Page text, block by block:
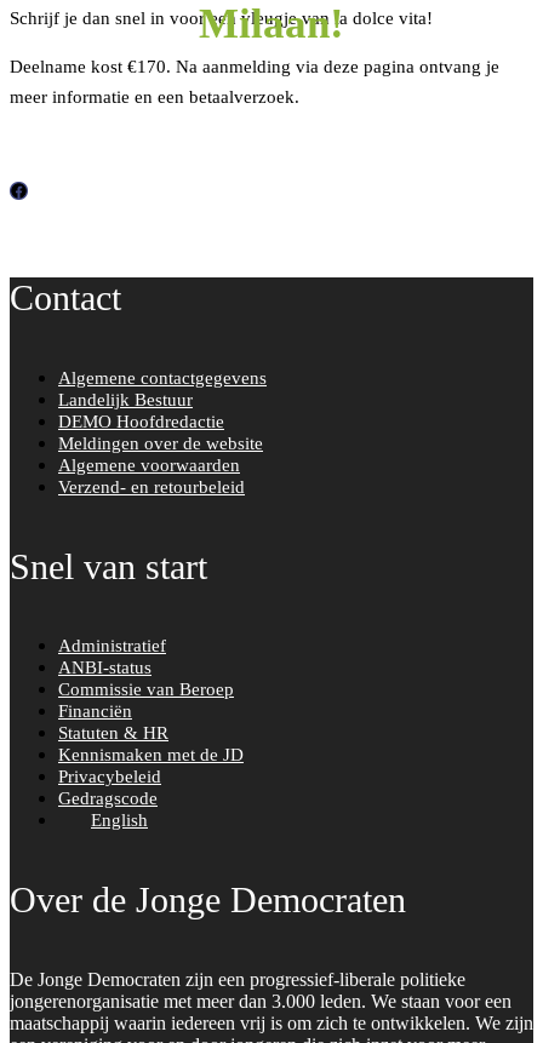
Milaan!
Schrijf je dan snel in voor een vleugje van la dolce vita!
Deelname kost €170. Na aanmelding via deze pagina ontvang je
meer informatie en een betaalverzoek.
F
e
Contact
Algemene contactgegevens
Landelijk Bestuur
DEMO Hoofdredactie
Meldingen over de website
Algemene voorwaarden
Verzend- en retourbeleid
Snel van start
Administratief
ANBI-status
Commissie van Beroep
Financiën
Statuten & HR
Kennismaken met de JD
Privacybeleid
Gedragscode
English
Over de Jonge Democraten
De Jonge Democraten zijn een progressief-liberale politieke
jongerenorganisatie met meer dan 3.000 leden. We staan voor een
maatschappij waarin iedereen vrij is om zich te ontwikkelen. We zijn